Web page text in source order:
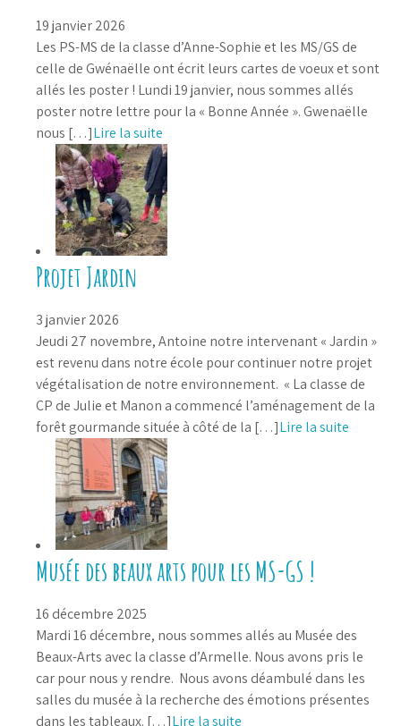
19 janvier 2026
Les PS-MS de la classe d’Anne-Sophie et les MS/GS de
celle de Gwénaëlle ont écrit leurs cartes de voeux et sont
allés les poster ! Lundi 19 janvier, nous sommes allés
poster notre lettre pour la « Bonne Année ». Gwenaëlle
nous […]Lire la suite
Projet Jardin
3 janvier 2026
Jeudi 27 novembre, Antoine notre intervenant « Jardin »
est revenu dans notre école pour continuer notre projet
végétalisation de notre environnement. « La classe de
CP de Julie et Manon a commencé l’aménagement de la
forêt gourmande située à côté de la […]Lire la suite
Musée des beaux arts pour les MS-GS !
16 décembre 2025
Mardi 16 décembre, nous sommes allés au Musée des
Beaux-Arts avec la classe d’Armelle. Nous avons pris le
car pour nous y rendre. Nous avons déambulé dans les
salles du musée à la recherche des émotions présentes
dans les tableaux. […]Lire la suite